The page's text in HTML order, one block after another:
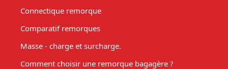
Connectique remorque
Comparatif remorques
Masse - charge et surcharge.
Comment choisir une remorque bagagère ?